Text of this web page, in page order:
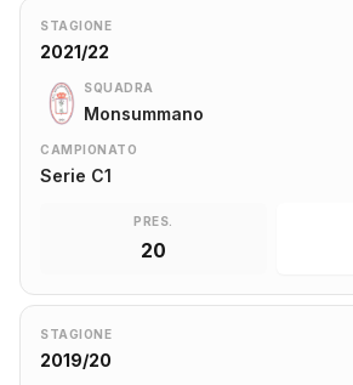
STAGIONE
2021/22
SQUADRA
Monsummano
CAMPIONATO
Serie C1
PRES.
20
STAGIONE
2019/20